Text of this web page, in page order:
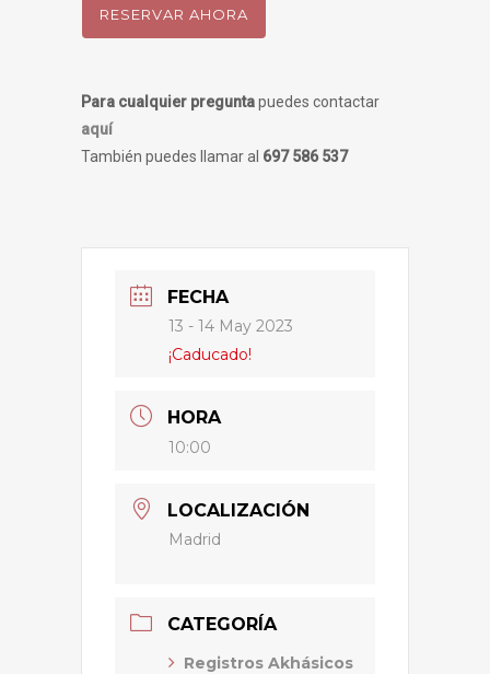
RESERVAR AHORA
Para cualquier preguntapuedes contactar
aquí
También puedes llamar al 697 586 537
FECHA
13 - 14 May 2023
¡Caducado!
HORA
10:00
LOCALIZACIÓN
Madrid
CATEGORÍA
Registros Akhásicos